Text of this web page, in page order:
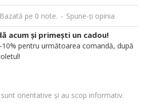
Bazată pe 0 note. - Spune-ţi opinia
orientative și au scop informativ.
acum și primești un cadou!
10% pentru următoarea comandă, după